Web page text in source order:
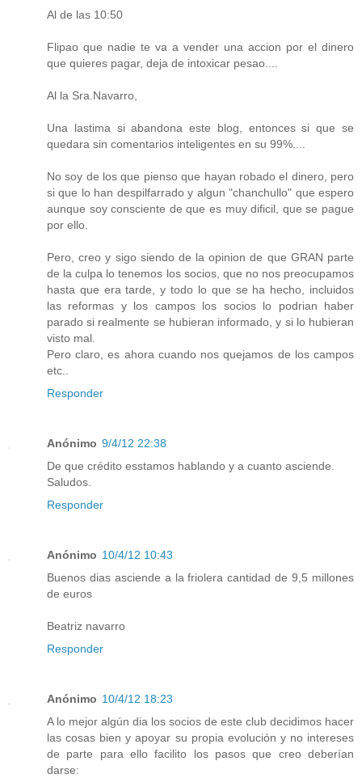
Al de las 10:50
Flipao que nadie te va a vender una accion por el dinero
que quieres pagar, deja de intoxicar pesao....
Al la Sra.Navarro,
Una lastima si abandona este blog, entonces si que se
quedara sin comentarios inteligentes en su 99%....
No soy de los que pienso que hayan robado el dinero, pero
si que lo han despilfarrado y algun "chanchullo" que espero
aunque soy consciente de que es muy dificil, que se pague
por ello.
Pero, creo y sigo siendo de la opinion de que GRAN parte
de la culpa lo tenemos los socios, que no nos preocupamos
hasta que era tarde, y todo lo que se ha hecho, incluidos
las reformas y los campos los socios lo podrian haber
parado si realmente se hubieran informado, y si lo hubieran
visto mal.
Pero claro, es ahora cuando nos quejamos de los campos
etc..
Responder
Anónimo 9/4/12 22:38
De que crédito esstamos hablando y a cuanto asciende.
Saludos.
Responder
Anónimo 10/4/12 10:43
Buenos dias asciende a la friolera cantidad de 9,5 millones
de euros
Beatriz navarro
Responder
Anónimo 10/4/12 18:23
A lo mejor algún dia los socios de este club decidimos hacer
las cosas bien y apoyar su propia evolución y no intereses
de parte para ello facilito los pasos que creo deberían
darse: